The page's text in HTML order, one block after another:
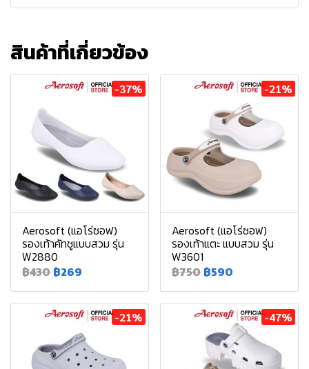
สินค้าที่เกี่ยวข้อง
-37%
Aerosoft (แอโร่ซอฟ)
รองเท้าคัทชูแบบสวม รุ่น
W2880
฿430 ฿269
-21%
Aerosoft (แอโร่ซอฟ)
รองเท้าแตะ แบบสวม รุ่น
W3601
฿750 ฿590
-21% -47%